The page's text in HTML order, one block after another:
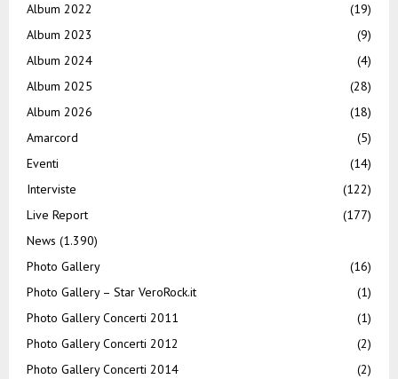
Album 2022
(19)
Album 2023
(9)
Album 2024
(4)
Album 2025
(28)
Album 2026
(18)
Amarcord
(5)
Eventi
(14)
Interviste
(122)
Live Report
(177)
News (1.390)
Photo Gallery
(16)
Photo Gallery – Star VeroRock.it
(1)
Photo Gallery Concerti 2011
(1)
Photo Gallery Concerti 2012
(2)
Photo Gallery Concerti 2014
(2)